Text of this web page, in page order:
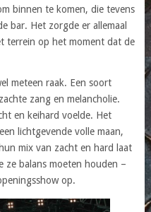
binnen te komen, die tevens
bar. Het zorgde er allemaal
terrein op het moment dat de
meteen raak. Een soort
zang en melancholie.
en keihard voelde. Het
lichtgevende volle maan,
mix van zacht en hard laat
ze balans moeten houden –
op.